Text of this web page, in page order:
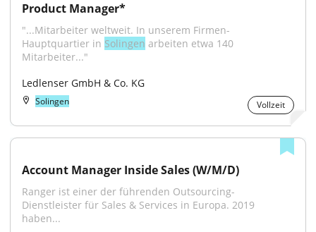
Product Manager*
"...Mitarbeiter weltweit. In unserem Firmen-
Hauptquartier in Solingen arbeiten etwa 140
Mitarbeiter..."
Ledlenser GmbH & Co. KG
Solingen Vollzeit
Account Manager Inside Sales (W/M/D)
Ranger ist einer der führenden Outsourcing-
Dienstleister für Sales & Services in Europa. 2019
haben...